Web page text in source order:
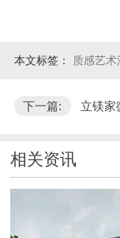
本文标签： 质感艺术
下一篇: 立镁家
相关资讯